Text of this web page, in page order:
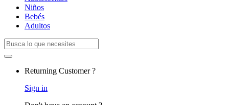
Niños
Bebés
Adultos
Search
for:
Returning Customer ?
Sign in